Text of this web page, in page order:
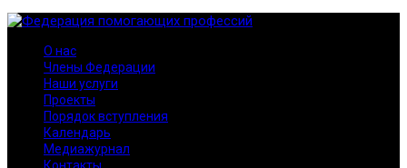
О нас
Члены Федерации
Наши услуги
Проекты
Порядок вступления
Календарь
Медиажурнал